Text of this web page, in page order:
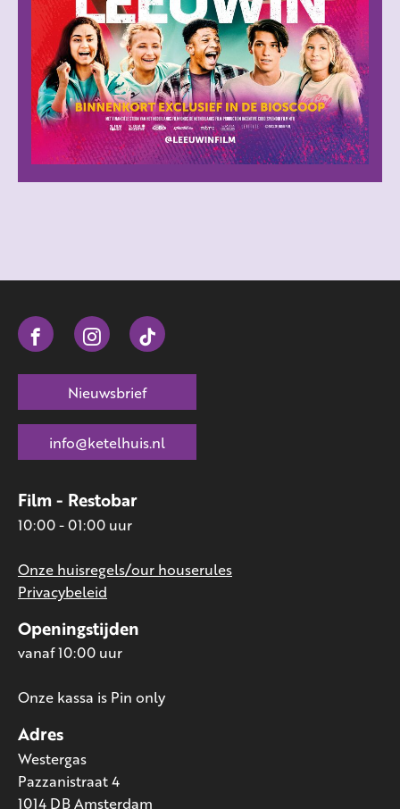
Adres
Westergas
Pazzanistraat 4
1014 DB Amsterdam
Openingstijden
vanaf 10:00 uur
Onze kassa is Pin only
Film - Restobar
10:00 - 01:00 uur
Onze huisregels/our houserules
Privacybeleid
Nieuwsbrief
info@ketelhuis.nl